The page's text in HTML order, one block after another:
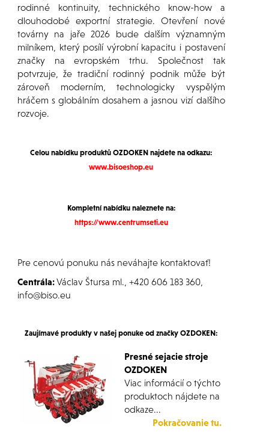
rodinné kontinuity, technického know-how a
dlouhodobé exportní strategie. Otevření nové
továrny na jaře 2026 bude dalším významným
milníkem, který posílí výrobní kapacitu i postavení
značky na evropském trhu. Společnost tak
potvrzuje, že tradiční rodinný podnik může být
zároveň moderním, technologicky vyspělým
hráčem s globálním dosahem a jasnou vizí dalšího
rozvoje.
Celou nabídku produktů OZDOKEN najdete na odkazu:
www.bisoeshop.eu
Kompletní nabídku naleznete na:
https://www.centrumseti.eu
Pre cenovú ponuku nás neváhajte kontaktovať!
Centrála:Václav Štursa ml., +420 606 183 360,
info@biso.eu
Zaujímavé produktyv našej ponuke odznačkyOZDOKEN:
Presné sejacie stroje
OZDOKEN
Viac informácií o týchto
produktoch nájdete na
odkaze...
Pokračovanie tu.